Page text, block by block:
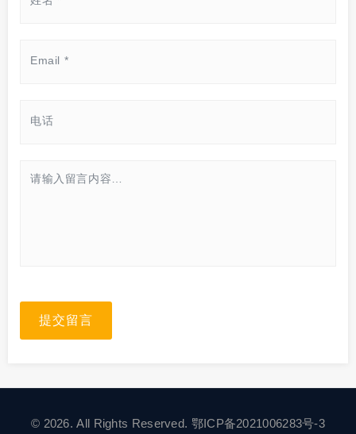
提交留言
© 2026. All Rights Reserved. 鄂ICP备2021006283号-3